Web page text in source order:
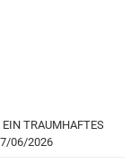
TRAUMHAFTES
06/2026